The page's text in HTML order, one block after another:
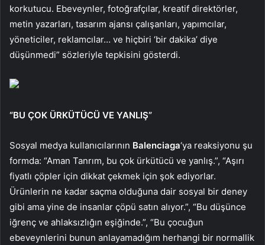
korkutucu. Ebeveynler, fotoğrafçılar, kreatif direktörler,
metin yazarları, tasarım ajansı çalışanları, yapımcılar,
yöneticiler, reklamcılar… ve hiçbiri ‘bir dakika’ diye
düşünmedi” sözleriyle tepkisini gösterdi.
“BU ÇOK ÜRKÜTÜCÜ VE YANLIŞ”
Sosyal medya kullanıcılarının Balenciaga‘ya reaksiyonu şu
formda: “Aman Tanrım, bu çok ürkütücü ve yanlış.”, “Aşırı
fiyatlı çöpler için dikkat çekmek için şok ediyorlar.
Ürünlerin ne kadar saçma olduğuna dair sosyal bir deney
gibi ama yine de insanlar çöpü satın alıyor.”, “Bu düşünce
iğrenç ve ahlaksızlığın eşiğinde.”, “Bu çocuğun
ebeveynlerini bunun anlayamadığım herhangi bir normallik